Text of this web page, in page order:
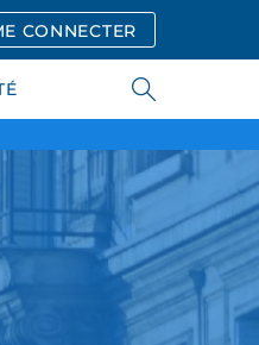
CONNECTER